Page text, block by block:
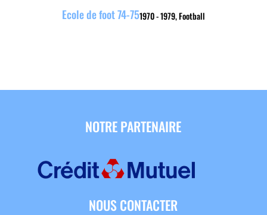
1970 - 1979,Football
Ecole de foot 74-75
NOTRE PARTENAIRE
NOUS CONTACTER